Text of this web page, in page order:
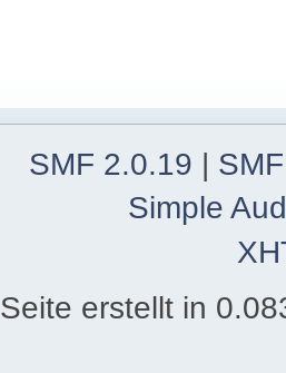
SMF 2.0.19 |
Simple
Seite erstellt in